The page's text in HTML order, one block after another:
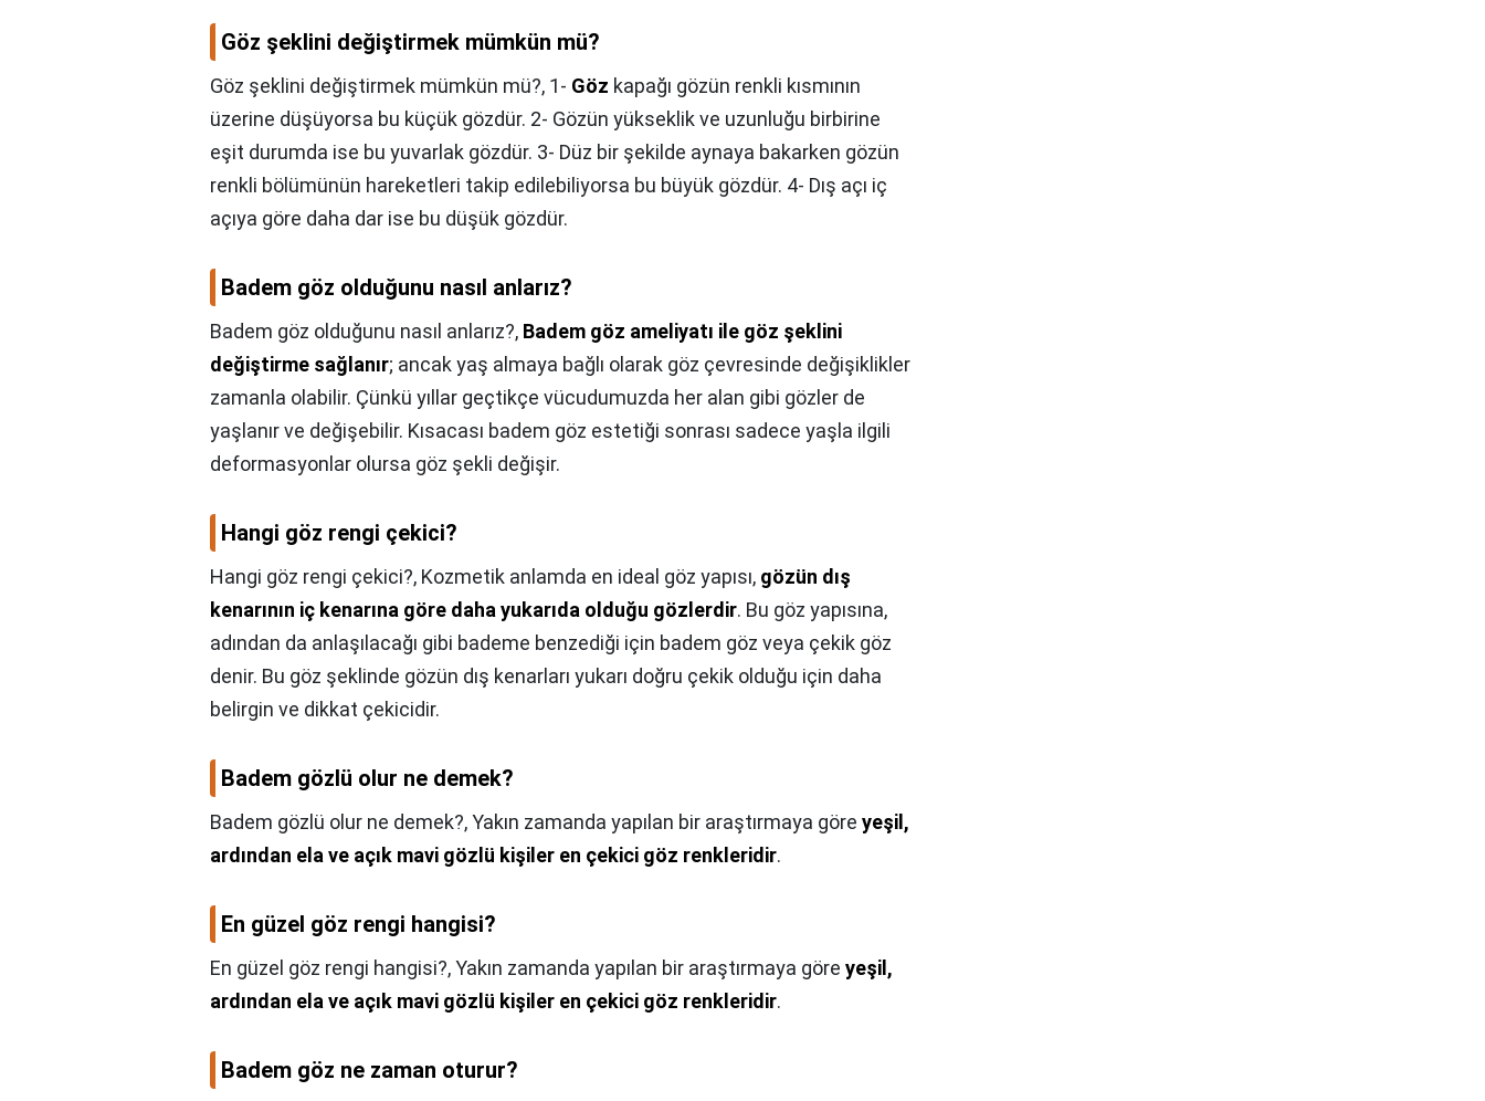
Göz şeklini değiştirmek mümkün mü?
Göz şeklini değiştirmek mümkün mü?, 1- Göz kapağı gözün renkli kısmının
üzerine düşüyorsa bu küçük gözdür. 2- Gözün yükseklik ve uzunluğu birbirine
eşit durumda ise bu yuvarlak gözdür. 3- Düz bir şekilde aynaya bakarken gözün
renkli bölümünün hareketleri takip edilebiliyorsa bu büyük gözdür. 4- Dış açı iç
açıya göre daha dar ise bu düşük gözdür.
Badem göz olduğunu nasıl anlarız?
Badem göz olduğunu nasıl anlarız?, Badem göz ameliyatı ile göz şeklini
değiştirme sağlanır; ancak yaş almaya bağlı olarak göz çevresinde değişiklikler
zamanla olabilir. Çünkü yıllar geçtikçe vücudumuzda her alan gibi gözler de
yaşlanır ve değişebilir. Kısacası badem göz estetiği sonrası sadece yaşla ilgili
deformasyonlar olursa göz şekli değişir.
Hangi göz rengi çekici?
Hangi göz rengi çekici?, Kozmetik anlamda en ideal göz yapısı, gözün dış
kenarının iç kenarına göre daha yukarıda olduğu gözlerdir. Bu göz yapısına,
adından da anlaşılacağı gibi bademe benzediği için badem göz veya çekik göz
denir. Bu göz şeklinde gözün dış kenarları yukarı doğru çekik olduğu için daha
belirgin ve dikkat çekicidir.
Badem gözlü olur ne demek?
Badem gözlü olur ne demek?,Yakın zamanda yapılan bir araştırmaya göre yeşil,
ardından ela ve açık mavi gözlü kişiler en çekici göz renkleridir.
En güzel göz rengi hangisi?
En güzel göz rengi hangisi?,Yakın zamanda yapılan bir araştırmaya göre yeşil,
ardından ela ve açık mavi gözlü kişiler en çekici göz renkleridir.
Badem göz ne zaman oturur?